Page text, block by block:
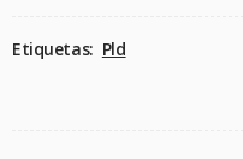
Etiquetas: Pld